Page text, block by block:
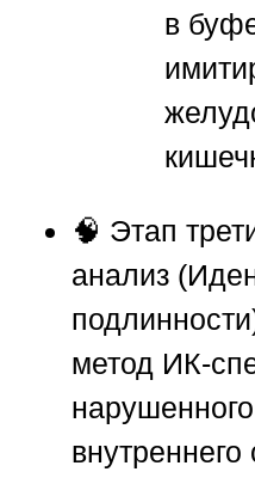
в
🧠 Этап
анализ
метод ИК-